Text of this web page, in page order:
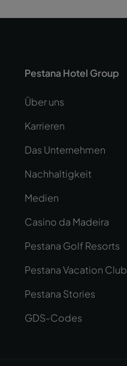
Pestana Hotel Group
Über uns
Karrieren
Das Unternehmen
Nachhaltigkeit
Medien
Casino da Madeira
Pestana Golf Resorts
Pestana Vacation Club
Pestana Stories
GDS-Codes